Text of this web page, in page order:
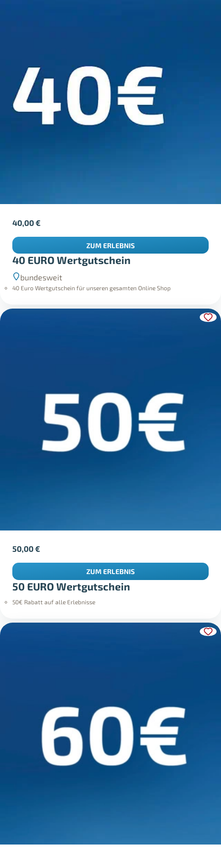
40 EURO Wertgutschein
bundesweit
40 Euro Wertgutschein für unseren gesamten Online Shop
40,00€
ZUM ERLEBNIS
50 EURO Wertgutschein
50€ Rabatt auf alle Erlebnisse
50,00€
ZUM ERLEBNIS